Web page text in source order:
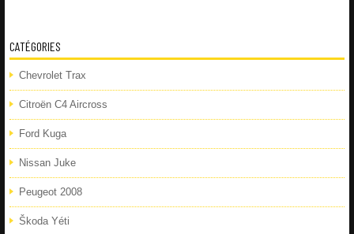
CATÉGORIES
Chevrolet Trax
Citroën C4 Aircross
Ford Kuga
Nissan Juke
Peugeot 2008
Škoda Yéti